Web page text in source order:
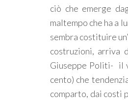
ciò che emerge
maltempo che ha a
sembra costituire
costruzioni, arriva
Giuseppe Politi- il
cento) che
comparto, dai costi